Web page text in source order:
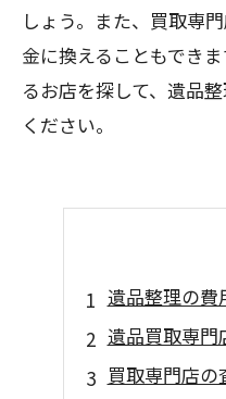
しょう。また、買取専
金に換えることもでき
るお店を探して、遺品
ください。
遺品整理の費
遺品買取専門
買取専門店